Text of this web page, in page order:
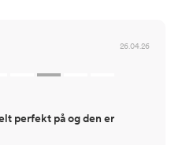
26.04.26
perfekt på og den er